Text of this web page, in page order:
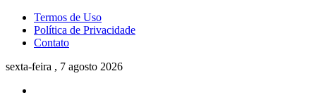
Termos de Uso
Política de Privacidade
Contato
sexta-feira , 7 agosto 2026